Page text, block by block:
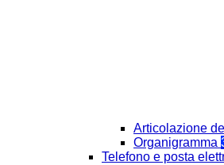
Articolazione
Organigramma
Telefono e posta